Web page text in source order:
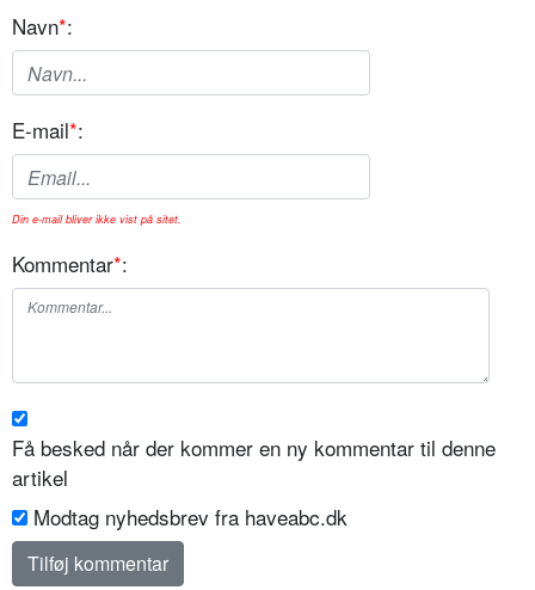
Navn*:
E-mail*:
Din e-mail bliver ikke vist på sitet.
Kommentar*:
Få besked når der kommer en ny kommentar til denne
artikel
Modtag nyhedsbrev fra haveabc.dk